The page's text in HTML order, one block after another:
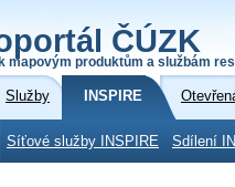
ČÚZK
mapovým produktům a službám
Služby INSPIRE
Síťové služby INSPIRE Sdílení